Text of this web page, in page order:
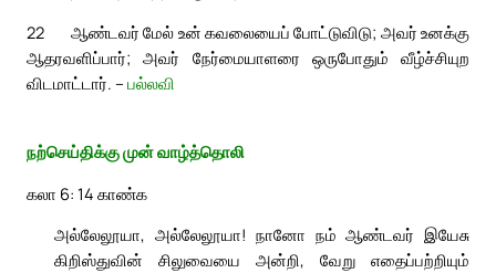
22
ஆண்டவர் மேல் உன் கவலையைப் போட்டுவிடு; அவர் உனக்கு
ஆதரவளிப்பார்; அவர் நேர்மையாளரை ஒருபோதும் வீழ்ச்சியுற
விடமாட்டார். – பல்லவி
நற்செய்திக்கு முன் வாழ்த்தொலி
கலா 6: 14 காண்க
அல்லேலூயா, அல்லேலூயா! நானோ நம் ஆண்டவர் இயேசு
கிறிஸ்துவின் சிலுவையை அன்றி, வேறு எதைப்பற்றியும்